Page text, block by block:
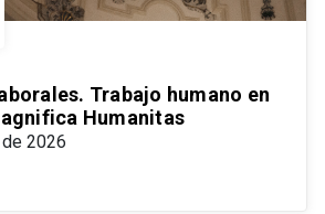
Trabajo humano en
Humanitas
2026